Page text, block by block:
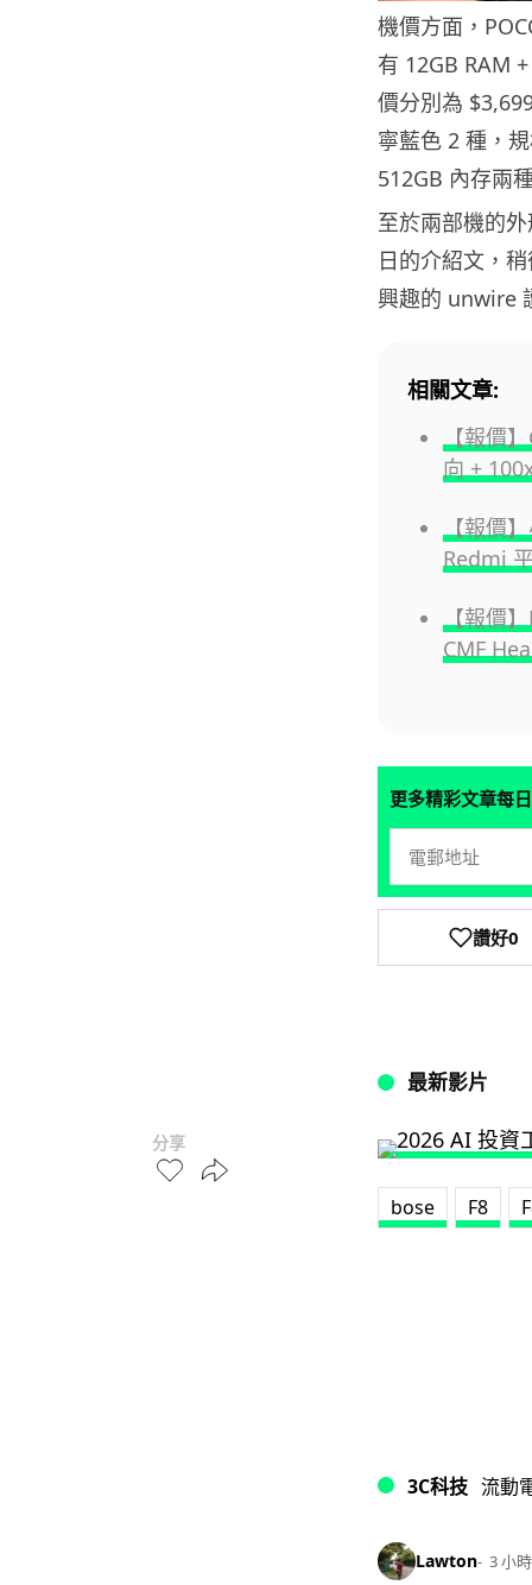
分享
機價方面，
有 12GB RAM
價分別為
寧藍色 2 種，
512GB 內存兩
至於兩部機的
日的介紹文，
興趣的 unwire
相關文章:
【報價
向 +
【報價
Redmi
【報價
CMF
更多精彩文章每
讚好0
最新影片
bose F8
3C科技 流動
Lawton 3 小時